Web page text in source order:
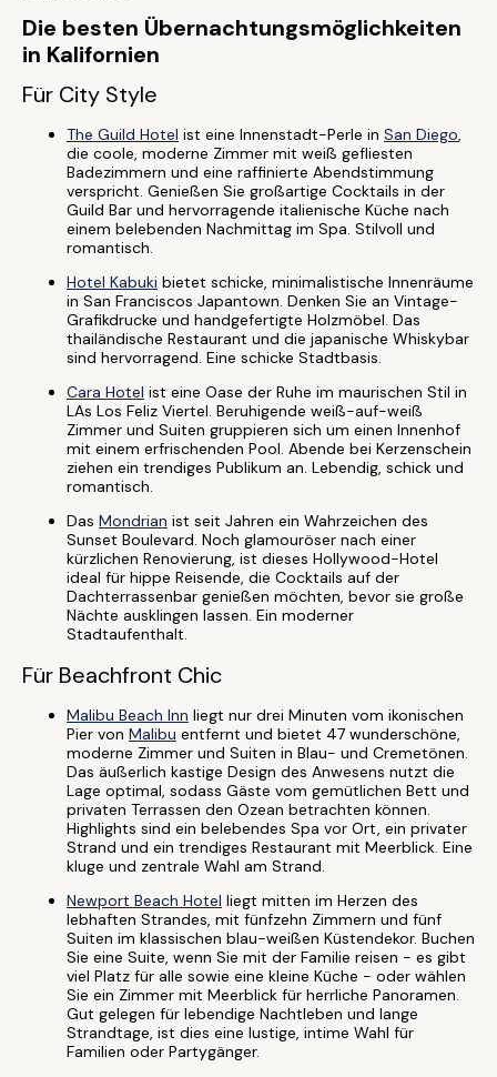
Die besten Übernachtungsmöglichkeiten
in Kalifornien
Für City Style
The Guild Hotel ist eine Innenstadt-Perle in San Diego,
die coole, moderne Zimmer mit weiß gefliesten
Badezimmern und eine raffinierte Abendstimmung
verspricht. Genießen Sie großartige Cocktails in der
Guild Bar und hervorragende italienische Küche nach
einem belebenden Nachmittag im Spa. Stilvoll und
romantisch.
Hotel Kabuki bietet schicke, minimalistische Innenräume
in San Franciscos Japantown. Denken Sie an Vintage-
Grafikdrucke und handgefertigte Holzmöbel. Das
thailändische Restaurant und die japanische Whiskybar
sind hervorragend. Eine schicke Stadtbasis.
Cara Hotel ist eine Oase der Ruhe im maurischen Stil in
LAs Los Feliz Viertel. Beruhigende weiß-auf-weiß
Zimmer und Suiten gruppieren sich um einen Innenhof
mit einem erfrischenden Pool. Abende bei Kerzenschein
ziehen ein trendiges Publikum an. Lebendig, schick und
romantisch.
Das Mondrian ist seit Jahren ein Wahrzeichen des
Sunset Boulevard. Noch glamouröser nach einer
kürzlichen Renovierung, ist dieses Hollywood-Hotel
ideal für hippe Reisende, die Cocktails auf der
Dachterrassenbar genießen möchten, bevor sie große
Nächte ausklingen lassen. Ein moderner
Stadtaufenthalt.
Für Beachfront Chic
Malibu Beach Inn liegt nur drei Minuten vom ikonischen
Pier von Malibu entfernt und bietet 47 wunderschöne,
moderne Zimmer und Suiten in Blau- und Cremetönen.
Das äußerlich kastige Design des Anwesens nutzt die
Lage optimal, sodass Gäste vom gemütlichen Bett und
privaten Terrassen den Ozean betrachten können.
Highlights sind ein belebendes Spa vor Ort, ein privater
Strand und ein trendiges Restaurant mit Meerblick. Eine
kluge und zentrale Wahl am Strand.
Newport Beach Hotel liegt mitten im Herzen des
lebhaften Strandes, mit fünfzehn Zimmern und fünf
Suiten im klassischen blau-weißen Küstendekor. Buchen
Sie eine Suite, wenn Sie mit der Familie reisen - es gibt
viel Platz für alle sowie eine kleine Küche - oder wählen
Sie ein Zimmer mit Meerblick für herrliche Panoramen.
Gut gelegen für lebendige Nachtleben und lange
Strandtage, ist dies eine lustige, intime Wahl für
Familien oder Partygänger.